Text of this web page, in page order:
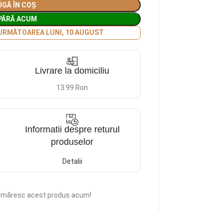
ÎN COȘ
ACUM
LUNI, 10 AUGUST
Livrare la domiciliu
13.99 Ron
Informatii despre returul
produselor
Detalii
acest produs acum!